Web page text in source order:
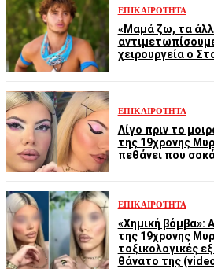
ΕΠΙΚΑΙΡΌΤΗΤΑ
«Μαμά ζω, τα
χειρουργεία ο
ΕΠΙΚΑΙΡΌΤΗΤΑ
Λίγο πριν το
της 19χρονης
πεθάνει που
ΕΠΙΚΑΙΡΌΤΗΤΑ
«Χημική βόμβα»:
της 19χρονης
τοξικολογικές
θάνατο της